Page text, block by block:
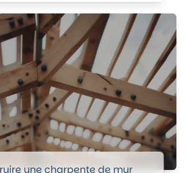
une charpente de mur